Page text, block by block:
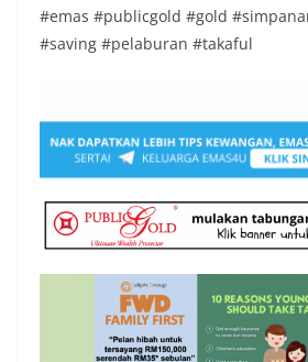
#emas #publicgold #gold
#saving #pelaburan #takaful